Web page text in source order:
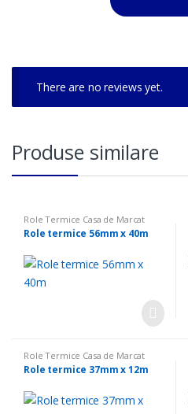
There are no reviews yet.
Produse similare
Role Termice Casa de Marcat
Role termice 56mm x 40m
Role Termice Casa de Marcat
Role termice 37mm x 12m